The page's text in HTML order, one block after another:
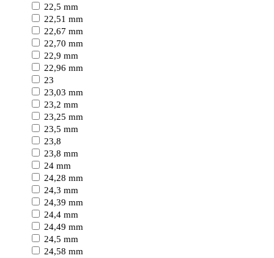
22,5 mm
22,51 mm
22,67 mm
22,70 mm
22,9 mm
22,96 mm
23
23,03 mm
23,2 mm
23,25 mm
23,5 mm
23,8
23,8 mm
24 mm
24,28 mm
24,3 mm
24,39 mm
24,4 mm
24,49 mm
24,5 mm
24,58 mm